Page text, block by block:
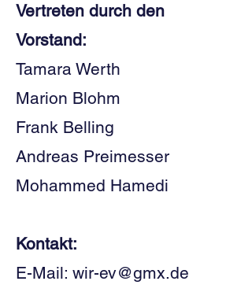
Vertreten durch den
Vorstand:
Tamara Werth
Marion Blohm
Frank Belling
Andreas Preimesser
Mohammed Hamedi
Kontakt:
E-Mail: wir-ev@gmx.de